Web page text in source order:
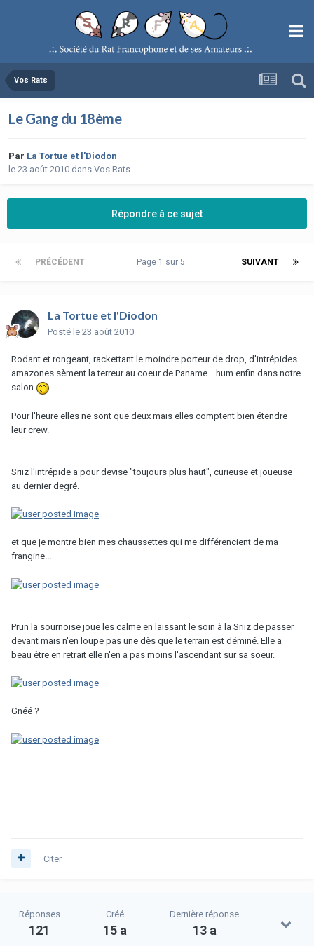
Vos Rats
Le Gang du 18ème
Par La Tortue et l'Diodon
le 23 août 2010 dans Vos Rats
Répondre à ce sujet
PRÉCÉDENT SUIVANT
Page 1 sur 5
La Tortue et l'Diodon
Posté le 23 août 2010
Rodant et rongeant, rackettant le moindre porteur de drop, d'intrépides
amazones sèment la terreur au coeur de Paname... hum enfin dans notre
salon
Pour l'heure elles ne sont que deux mais elles comptent bien étendre
leur crew.
Sriiz l'intrépide a pour devise "toujours plus haut", curieuse et joueuse
au dernier degré.
et que je montre bien mes chaussettes qui me différencient de ma
frangine...
Prün la sournoise joue les calme en laissant le soin à la Sriiz de passer
devant mais n'en loupe pas une dès que le terrain est déminé. Elle a
beau être en retrait elle n'en a pas moins l'ascendant sur sa soeur.
Gnéé ?
Citer
Réponses
121
Créé
15 a
Dernière réponse
13 a